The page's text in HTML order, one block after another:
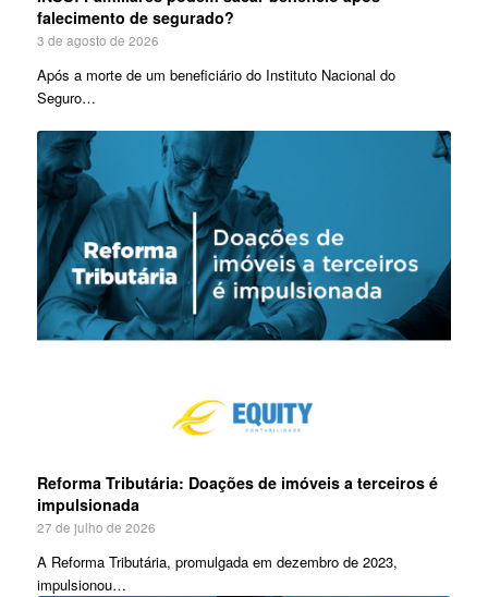
falecimento de segurado?
3 de agosto de 2026
Após a morte de um beneficiário do Instituto Nacional do
Seguro…
Reforma Tributária: Doações de imóveis a terceiros é
impulsionada
27 de julho de 2026
A Reforma Tributária, promulgada em dezembro de 2023,
impulsionou…